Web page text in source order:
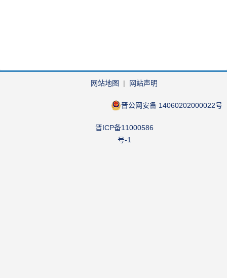
网站地图 | 网站声明
晋公网安备 14060202000022号
晋ICP备11000586
号-1